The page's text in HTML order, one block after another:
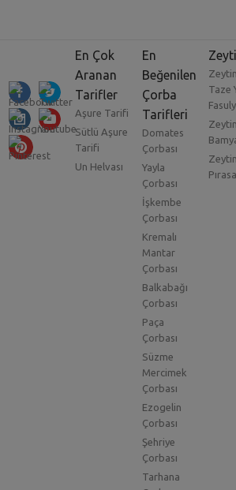
En Çok
Aranan
Tarifler
Aşure Tarifi
Sütlü Aşure
Tarifi
Un Helvası
En
Beğenilen
Çorba
Tarifleri
Domates
Çorbası
Yayla
Çorbası
İşkembe
Çorbası
Kremalı
Mantar
Çorbası
Balkabağı
Çorbası
Paça
Çorbası
Süzme
Mercimek
Çorbası
Ezogelin
Çorbası
Şehriye
Çorbası
Tarhana
Taze
Pırasa